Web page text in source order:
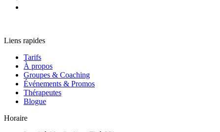
Liens rapides
Tarifs
À propos
Groupes & Coaching
Événements & Promos
Thérapeutes
Blogue
Horaire